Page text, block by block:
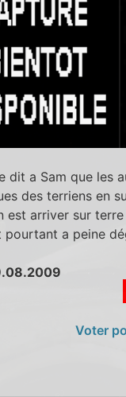
dit a Sam que les
des terriens en
est arriver sur
pourtant a peine
Voter